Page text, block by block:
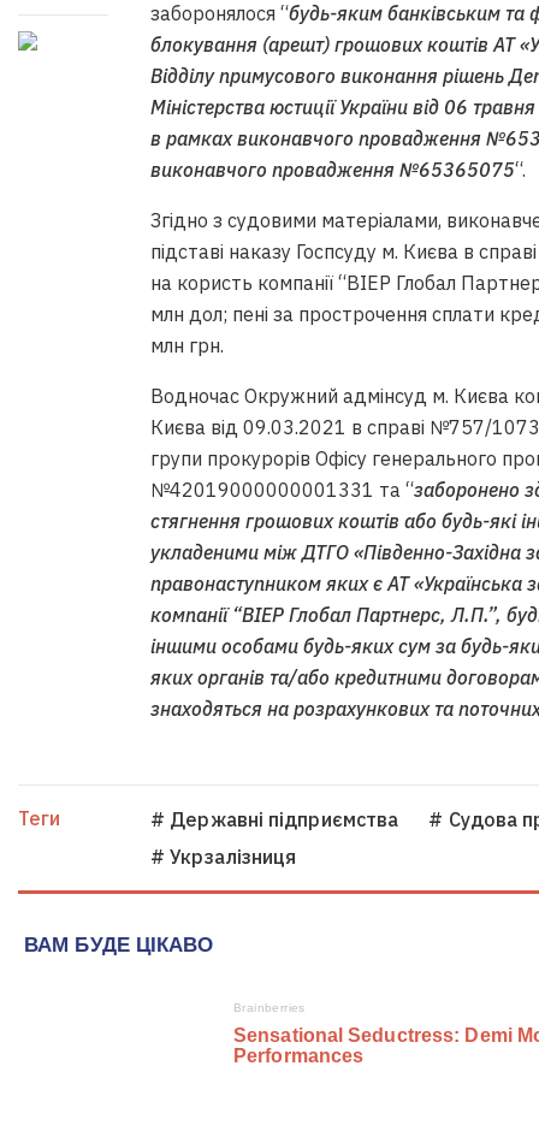
заборонялося “будь-яким банківським та
блокування (арешт) грошових коштів АТ
Відділу примусового виконання рішень
Міністерства юстиції України від 06
в рамках виконавчого провадження
виконавчого провадження №65365075“.
Згідно з судовими матеріалами,
підставі наказу Госпсуду м. Києва в
на користь компанії “ВІЕР Глобал
млн дол; пені за прострочення сплати
млн грн.
Водночас Окружний адмінсуд м. Києва
Києва від 09.03.2021 в справі №757/
групи прокурорів Офісу генерального
№42019000000001331 та “заборонено
стягнення грошових коштів або будь-які
укладеними між ДТГО «Південно-Західна
правонаступником яких є АТ «Українська
компанії “ВІЕР Глобал Партнерс, Л.П.”,
іншими особами будь-яких сум за будь-
яких органів та/або кредитними
знаходяться на розрахункових та
Теги # Державні підприємства
# Судова
# Укрзалізниця